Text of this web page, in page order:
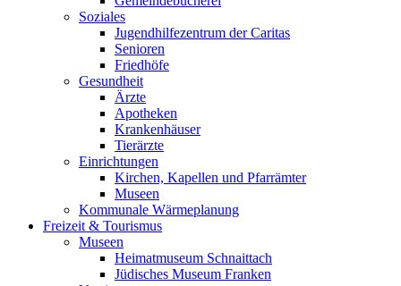
Soziales
Jugendhilfezentrum der Caritas
Senioren
Friedhöfe
Gesundheit
Ärzte
Apotheken
Krankenhäuser
Tierärzte
Einrichtungen
Kirchen, Kapellen und Pfarrämter
Museen
Kommunale Wärmeplanung
Freizeit & Tourismus
Museen
Heimatmuseum Schnaittach
Jüdisches Museum Franken